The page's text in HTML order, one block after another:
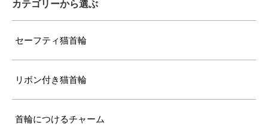
〔サイズの目安〕
カテゴリーから選ぶ
セーフティ猫首輪
リボン付き猫首輪
首輪につけるチャーム